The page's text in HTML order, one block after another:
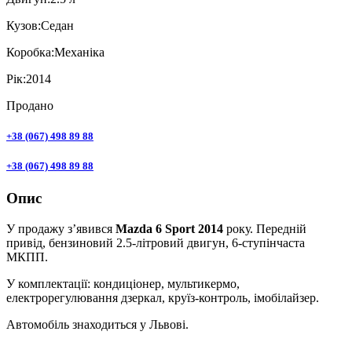
Кузов:Седан
Коробка:Механіка
Рік:2014
Продано
+38 (067) 498 89 88
+38 (067) 498 89 88
Опис
У продажу з’явився Mazda 6 Sport 2014 року. Передній
привід, бензиновий 2.5-літровий двигун, 6-ступінчаста
МКПП.
У комплектації: кондиціонер, мультикермо,
електрорегулювання дзеркал, круїз-контроль, імобілайзер.
Автомобіль знаходиться у Львові.